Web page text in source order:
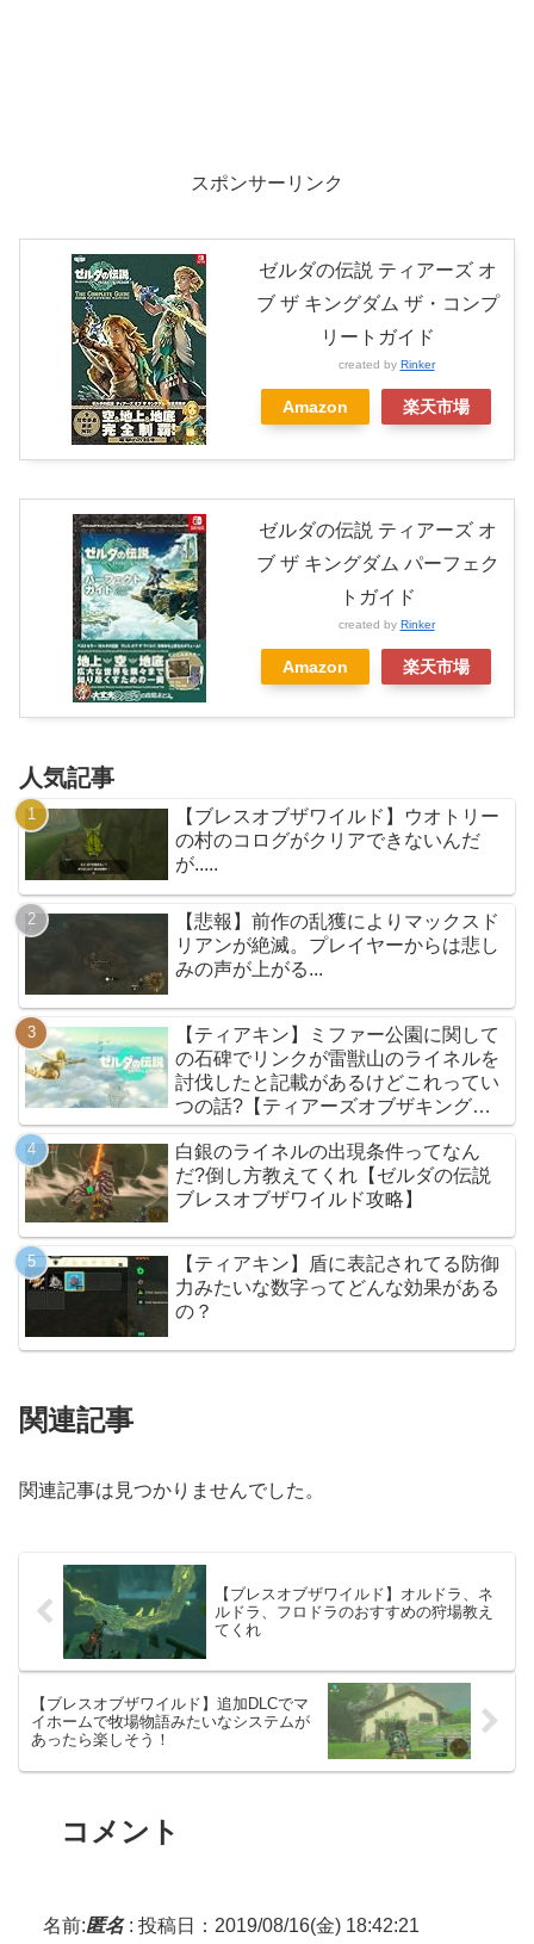
スポンサーリンク
ゼルダの伝説 ティアーズ オ
ブ ザ キングダム ザ・コンプ
リートガイド
created by Rinker
Amazon 楽天市場
ゼルダの伝説 ティアーズ オ
ブ ザ キングダム パーフェク
トガイド
created by Rinker
Amazon 楽天市場
人気記事
【ブレスオブザワイルド】ウオトリー
の村のコログがクリアできないんだ
が.....
【悲報】前作の乱獲によりマックスド
リアンが絶滅。プレイヤーからは悲し
みの声が上がる...
【ティアキン】ミファー公園に関して
の石碑でリンクが雷獣山のライネルを
討伐したと記載があるけどこれってい
つの話?【ティアーズオブザキングダ
ム】
白銀のライネルの出現条件ってなん
だ?倒し方教えてくれ【ゼルダの伝説
ブレスオブザワイルド攻略】
【ティアキン】盾に表記されてる防御
力みたいな数字ってどんな効果がある
の？
関連記事
関連記事は見つかりませんでした。
【ブレスオブザワイルド】オルドラ、ネ
ルドラ、フロドラのおすすめの狩場教え
てくれ
【ブレスオブザワイルド】追加DLCでマ
イホームで牧場物語みたいなシステムが
あったら楽しそう！
コメント
名前:匿名: 投稿日：2019/08/16(金) 18:42:21